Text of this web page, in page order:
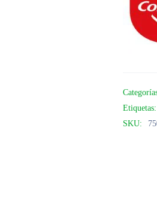
Etiquetas:
SKU: